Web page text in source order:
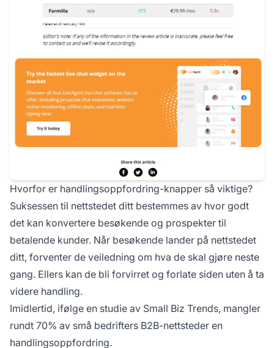
Hvorfor er handlingsoppfordring-knapper så viktige?
Suksessen til nettstedet ditt bestemmes av hvor godt
det kan konvertere besøkende og prospekter til
betalende kunder. Når besøkende lander på nettstedet
ditt, forventer de veiledning om hva de skal gjøre neste
gang. Ellers kan de bli forvirret og forlate siden uten å ta
videre handling.
Imidlertid, ifølge en studie av Small Biz Trends, mangler
rundt 70% av små bedrifters B2B-nettsteder en
handlingsoppfordring.